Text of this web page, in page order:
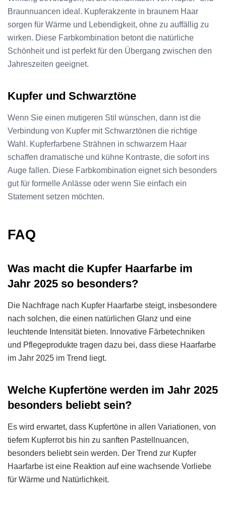
Braunnuancen ideal. Kupferakzente in braunem Haar
sorgen für Wärme und Lebendigkeit, ohne zu auffällig zu
wirken. Diese Farbkombination betont die natürliche
Schönheit und ist perfekt für den Übergang zwischen den
Jahreszeiten geeignet.
Kupfer und Schwarztöne
Wenn Sie einen mutigeren Stil wünschen, dann ist die
Verbindung von Kupfer mit Schwarztönen die richtige
Wahl. Kupferfarbene Strähnen in schwarzem Haar
schaffen dramatische und kühne Kontraste, die sofort ins
Auge fallen. Diese Farbkombination eignet sich besonders
gut für formelle Anlässe oder wenn Sie einfach ein
Statement setzen möchten.
FAQ
Was macht die Kupfer Haarfarbe im
Jahr 2025 so besonders?
Die Nachfrage nach Kupfer Haarfarbe steigt, insbesondere
nach solchen, die einen natürlichen Glanz und eine
leuchtende Intensität bieten. Innovative Färbetechniken
und Pflegeprodukte tragen dazu bei, dass diese Haarfarbe
im Jahr 2025 im Trend liegt.
Welche Kupfertöne werden im Jahr 2025
besonders beliebt sein?
Es wird erwartet, dass Kupfertöne in allen Variationen, von
tiefem Kupferrot bis hin zu sanften Pastellnuancen,
besonders beliebt sein werden. Der Trend zur Kupfer
Haarfarbe ist eine Reaktion auf eine wachsende Vorliebe
für Wärme und Natürlichkeit.